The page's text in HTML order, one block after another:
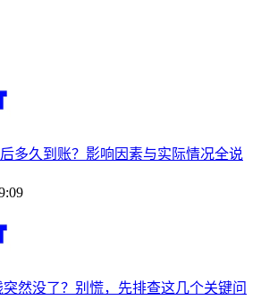
后多久到账？影响因素与实际情况全说
突然没了？别慌，先排查这几个关键问